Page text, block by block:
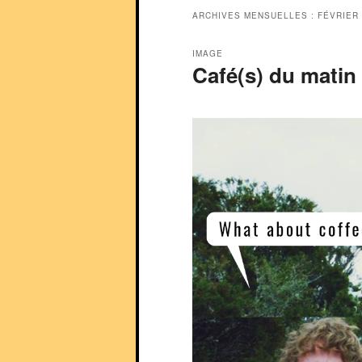
ARCHIVES MENSUELLES :
Café(s) du matin
IMAGE